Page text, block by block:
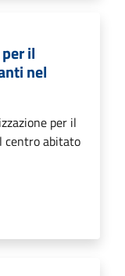
il
nel
per il
centro abitato